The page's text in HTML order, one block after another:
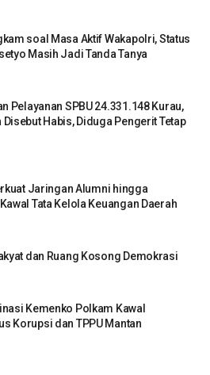
soal Masa Aktif Wakapolri, Status
Masih Jadi Tanda Tanya
Pelayanan SPBU 24.331.148 Kurau,
Disebut Habis, Diduga Pengerit Tetap
Jaringan Alumni hingga
Tata Kelola Keuangan Daerah
dan Ruang Kosong Demokrasi
Kemenko Polkam Kawal
Korupsi dan TPPU Mantan